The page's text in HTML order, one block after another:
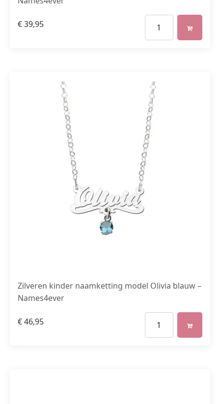
€39,95
Zilveren kinder naamketting model Olivia blauw –
Names4ever
€46,95